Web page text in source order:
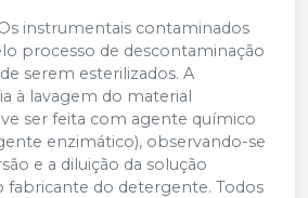
instrumentais contaminados
processo de descontaminação
serem esterilizados. A
à lavagem do material
ser feita com agente químico
enzimático), observando-se
e a diluição da solução
fabricante do detergente. Todos